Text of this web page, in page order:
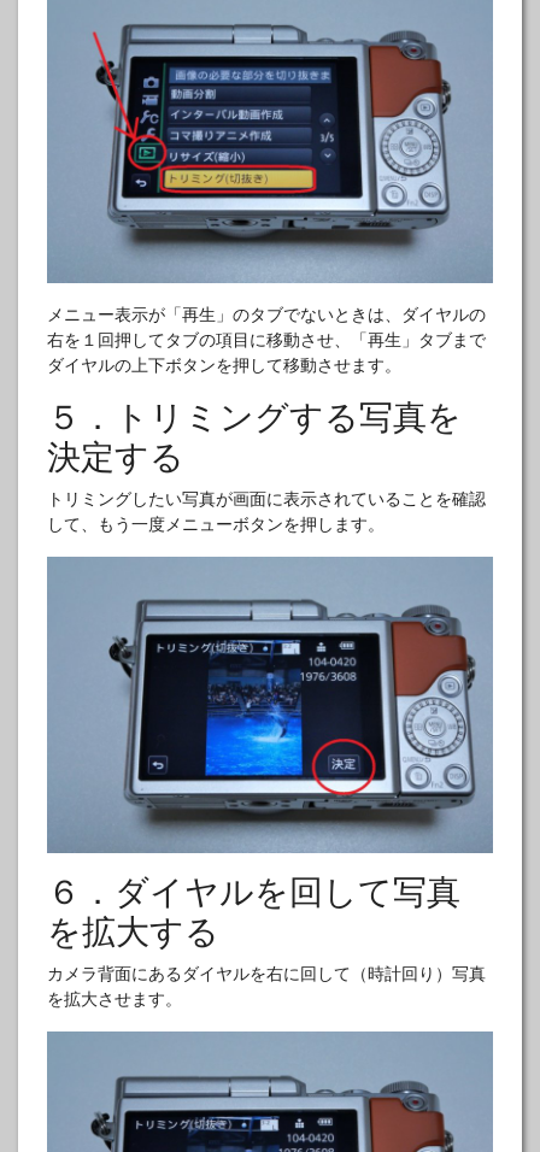
メニュー表示が「再生」のタブでないときは、ダイヤルの
右を１回押してタブの項目に移動させ、「再生」タブまで
ダイヤルの上下ボタンを押して移動させます。
５．トリミングする写真を
決定する
トリミングしたい写真が画面に表示されていることを確認
して、もう一度メニューボタンを押します。
６．ダイヤルを回して写真
を拡大する
カメラ背面にあるダイヤルを右に回して（時計回り）写真
を拡大させます。